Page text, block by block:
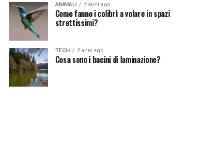
ANIMALI 2 anni ago
Come fanno i colibrì a volare in spazi
strettissimi?
TECH 2 anni ago
Cosa sono i bacini di laminazione?